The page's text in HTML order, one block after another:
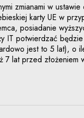
zmianami w
karty UE w
posiadanie
IT potwierdzać
jest to 5 lat), o
7 lat przed złożeniem